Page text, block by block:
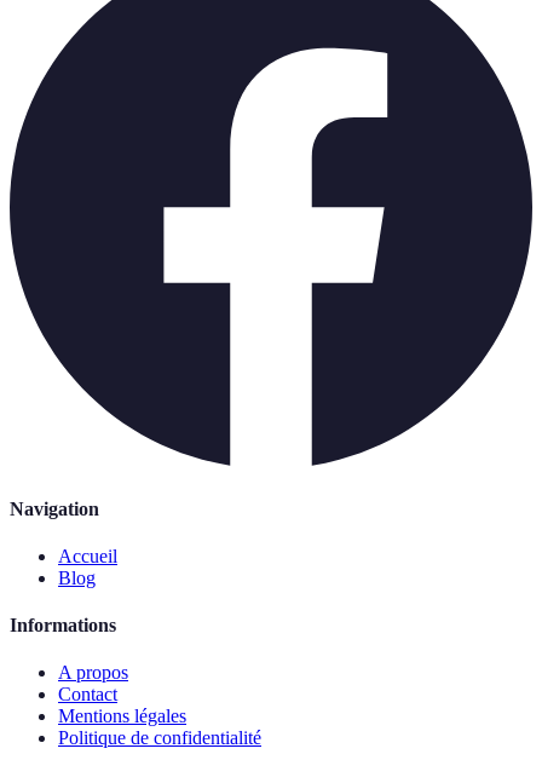
Navigation
Accueil
Blog
Informations
A propos
Contact
Mentions légales
Politique de confidentialité